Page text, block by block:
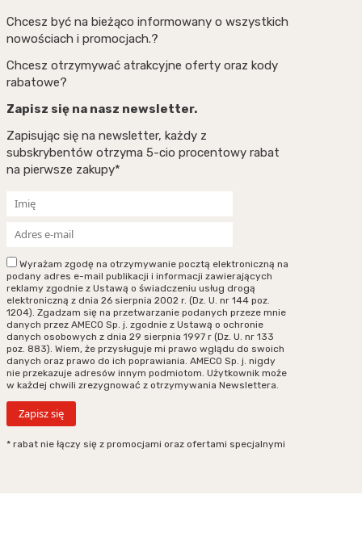
Chcesz być na bieżąco informowany o wszystkich
nowościach i promocjach.?
Chcesz otrzymywać atrakcyjne oferty oraz kody
rabatowe?
Zapisz się na nasz newsletter.
Zapisując się na newsletter, każdy z
subskrybentów otrzyma 5-cio procentowy rabat
na pierwsze zakupy*
Wyrażam zgodę na otrzymywanie pocztą elektroniczną na
podany adres e-mail publikacji i informacji zawierających
reklamy zgodnie z Ustawą o świadczeniu usług drogą
elektroniczną z dnia 26 sierpnia 2002 r. (Dz. U. nr 144 poz.
1204). Zgadzam się na przetwarzanie podanych przeze mnie
danych przez AMECO Sp. j. zgodnie z Ustawą o ochronie
danych osobowych z dnia 29 sierpnia 1997 r (Dz. U. nr 133
poz. 883). Wiem, że przysługuje mi prawo wglądu do swoich
danych oraz prawo do ich poprawiania. AMECO Sp. j. nigdy
nie przekazuje adresów innym podmiotom. Użytkownik może
w każdej chwili zrezygnować z otrzymywania Newslettera.
* rabat nie łączy się z promocjami oraz ofertami specjalnymi